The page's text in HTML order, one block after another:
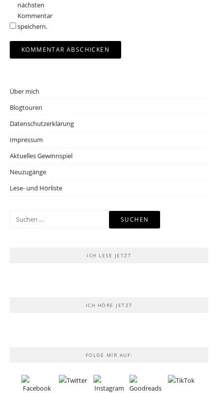
nächsten
Kommentar
speichern.
Über mich
Blogtouren
Datenschutzerklärung
Impressum
Aktuelles Gewinnspiel
Neuzugänge
Lese- und Hörliste
Suchen
ICH LESE JETZT
ICH HÖRE JETZT
FOLGE MIR AUF: